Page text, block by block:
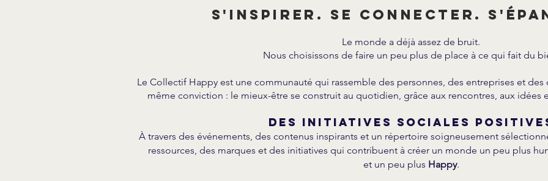
s'inspirer. se connecter.
Le monde a déjà assez de bruit.
Nous choisissons de faire un peu plus de place à ce qui fait du
Le Collectif Happy est une communauté qui rassemble des personnes, des entreprises et
même conviction : le mieux-être se construit au quotidien, grâce aux rencontres, aux idées
Des initiatives sociales
À travers des événements, des contenus inspirants et un répertoire soigneusement
ressources, des marques et des initiatives qui contribuent à créer un monde un peu plus
et un peu plus Happy.